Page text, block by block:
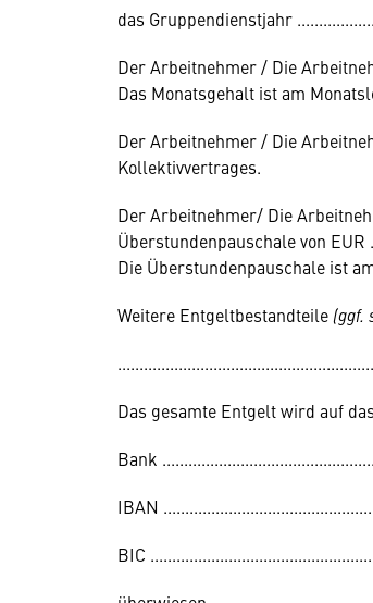
das Gruppendienstjahr
Der Arbeitnehmer / Die
Das Monatsgehalt ist am
Der Arbeitnehmer / Die
Kollektivvertrages.
Der Arbeitnehmer/ Die
Überstundenpauschale von EUR
Die Überstundenpauschale ist
Weitere Entgeltbestandteile (ggf.
Das gesamte Entgelt wird auf
Bank
IBAN
BIC